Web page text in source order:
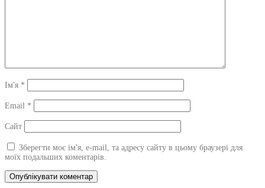
Ім'я *
Email *
Сайт
Зберегти моє ім'я, e-mail, та адресу сайту в цьому браузері для
моїх подальших коментарів.